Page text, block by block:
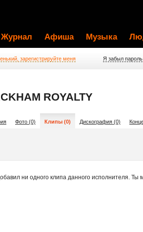
Журнал Афиша Музыка
зарегистрируйте меня Я забыл пароль
ROYALTY
Фото (0) Клипы (0) Дискография (0)
ни одного клипа данного исполнителя.